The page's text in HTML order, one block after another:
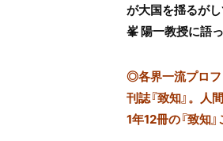
が大国を揺るが
峯 陽一教授に語
◎各界一流プロ
刊誌『致知』。人
1年12冊の『致知